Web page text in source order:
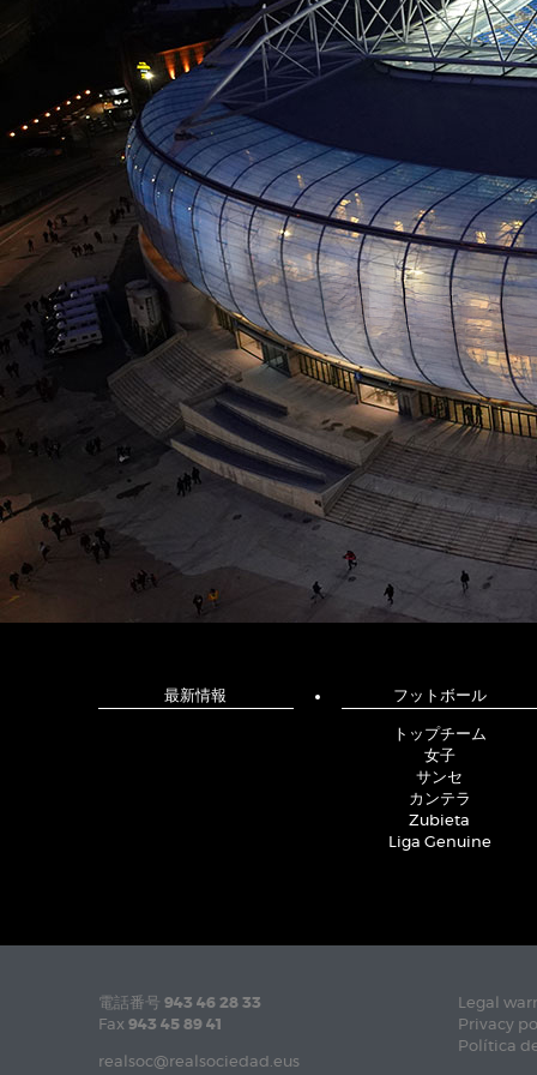
最新情報 フットボール
トップチーム
女子
サンセ
カンテラ
Zubieta
Liga Genuine
電話番号 943 46 28 33
Fax 943 45 89 41
realsoc@realsociedad.eus
Legal
Privacy
Política